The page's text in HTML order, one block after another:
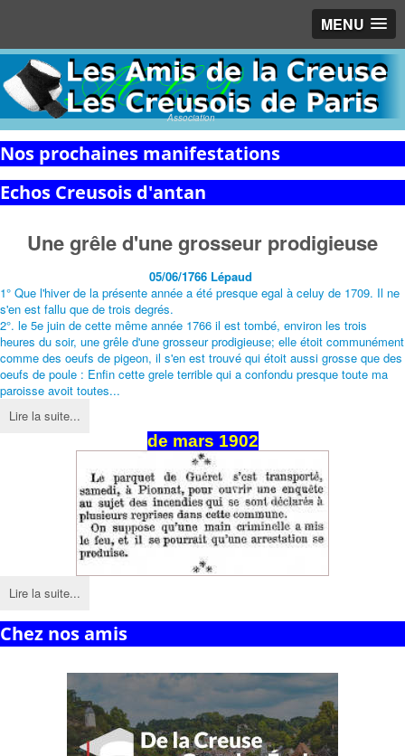
MENU
Association
Nos prochaines manifestations
Echos Creusois d'antan
Une grêle d'une grosseur prodigieuse
05/06/1766 Lépaud
1° Que l'hiver de la présente année a été presque egal à celuy de 1709. Il ne
s'en est fallu que de trois degrés.
2°. le 5e juin de cette même année 1766 il est tombé, environ les trois
heures du soir, une grêle d'une grosseur prodigieuse; elle étoit communément
comme des oeufs de pigeon, il s'en est trouvé qui étoit aussi grosse que des
oeufs de poule : Enfin cette grele terrible qui a confondu presque toute ma
paroisse avoit toutes...
Lire la suite...
de mars 1902
Lire la suite...
Chez nos amis